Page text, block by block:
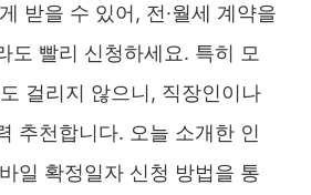
받을 수 있어, 전·월세 계약을
도 빨리 신청하세요. 특히 모
걸리지 않으니, 직장인이나
추천합니다. 오늘 소개한 인
일 확정일자 신청 방법을 통